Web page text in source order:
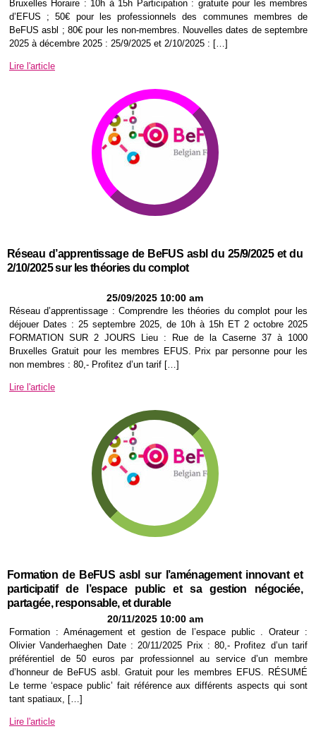
Bruxelles Horaire : 10h à 15h Participation : gratuite pour les membres
d’EFUS ; 50€ pour les professionnels des communes membres de
BeFUS asbl ; 80€ pour les non-membres. Nouvelles dates de septembre
2025 à décembre 2025 : 25/9/2025 et 2/10/2025 : […]
Lire l'article
Réseau d’apprentissage de BeFUS asbl du 25/9/2025 et du
2/10/2025 sur les théories du complot
25/09/2025 10:00 am
Réseau d’apprentissage : Comprendre les théories du complot pour les
déjouer Dates : 25 septembre 2025, de 10h à 15h ET 2 octobre 2025
FORMATION SUR 2 JOURS Lieu : Rue de la Caserne 37 à 1000
Bruxelles Gratuit pour les membres EFUS. Prix par personne pour les
non membres : 80,- Profitez d’un tarif […]
Lire l'article
Formation de BeFUS asbl sur l’aménagement innovant et
participatif de l’espace public et sa gestion négociée,
partagée, responsable, et durable
20/11/2025 10:00 am
Formation : Aménagement et gestion de l’espace public . Orateur :
Olivier Vanderhaeghen Date : 20/11/2025 Prix : 80,- Profitez d’un tarif
préférentiel de 50 euros par professionnel au service d’un membre
d’honneur de BeFUS asbl. Gratuit pour les membres EFUS. RÉSUMÉ
Le terme ‘espace public’ fait référence aux différents aspects qui sont
tant spatiaux, […]
Lire l'article